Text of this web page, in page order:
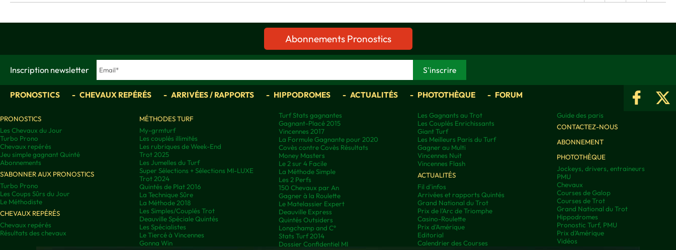
Abonnements Pronostics
Inscription newsletter
PRONOSTICS CHEVAUX REPÉRÉS ARRIVÉES / RAPPORTS HIPPODROMES ACTUALITÉS PHOTOTHÈQUE FORUM
PRONOSTICS
Les Chevaux du Jour
Turbo Prono
Chevaux repérés
Jeu simple gagnant Quinté
Abonnements
S'ABONNER AUX PRONOSTICS
Turbo Prono
Les Coups Sûrs du Jour
Le Méthodiste
CHEVAUX REPÉRÉS
Chevaux repérés
Résultats des chevaux
MÉTHODES TURF
My-grmturf
Les couplés illimités
Les rubriques de Week-End
Trot 2025
Les Jumelles du Turf
Super Sélections + Sélections MI-LUXE
Trot 2024
Quintés de Plat 2016
La Technique Sûre
La Méthode 2018
Les Simples/Couplés Trot
Deauville Spéciale Quintés
Les Spécialistes
Le Tiercé à Vincennes
Gonna Win
Turf Stats gagnantes
Gagnant-Placé 2015
Vincennes 2017
La Formule Gagnante pour 2020
Covès contre Covès Résultats
Money Masters
Le 2 sur 4 Facile
La Méthode Simple
Les 2 Perfs
150 Chevaux par An
Gagner à la Roulette
Le Matelassier Expert
Deauville Express
Quintés Outsiders
Longchamp and C°
Stats Turf 2014
Dossier Confidentiel MI
Les Gagnants au Trot
Les Couplés Enrichissants
Giant Turf
Les Meilleurs Paris du Turf
Gagner au Multi
Vincennes Nuit
Vincennes Flash
ACTUALITÉS
Fil d'infos
Arrivées et rapports Quintés
Grand National du Trot
Prix de l'Arc de Triomphe
Casino-Roulette
Prix d'Amérique
Editorial
Calendrier des Courses
Guide des paris
CONTACTEZ-NOUS
ABONNEMENT
PHOTOTHÈQUE
Jockeys, drivers, entraineurs
PMU
Chevaux
Courses de Galop
Courses de Trot
Grand National du Trot
Hippodromes
Pronostic Turf, PMU
Prix d’Amérique
Vidéos